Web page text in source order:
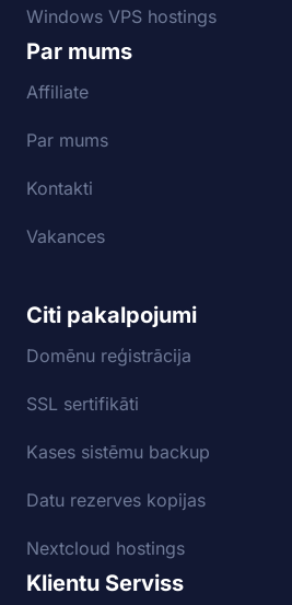
Windows VPS hostings
Par mums
Affiliate
Par mums
Kontakti
Vakances
Citi pakalpojumi
Domēnu reģistrācija
SSL sertifikāti
Kases sistēmu backup
Datu rezerves kopijas
Nextcloud hostings
Klientu Serviss